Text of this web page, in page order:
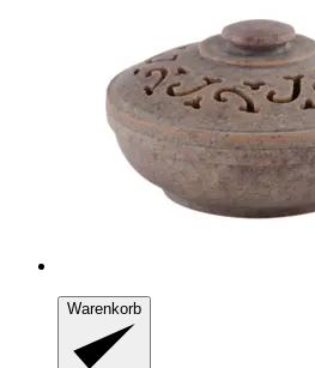
Warenkorb